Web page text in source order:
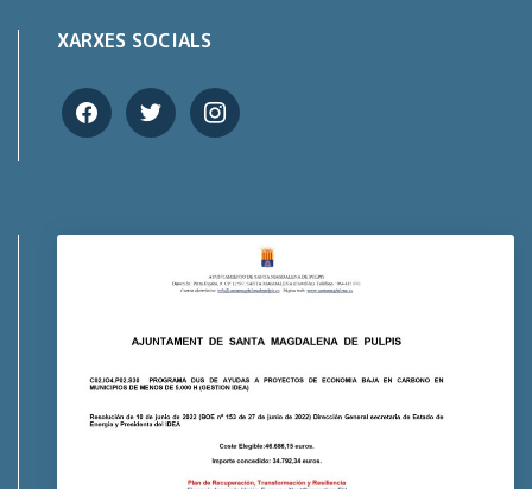
XARXES SOCIALS
facebooktwitter instagram